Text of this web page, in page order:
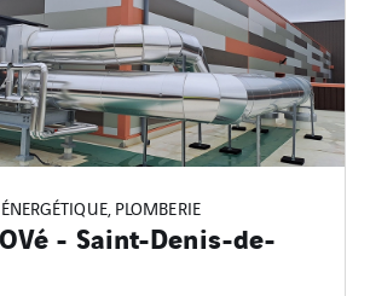
PLOMBERIE
- Saint-Denis-de-